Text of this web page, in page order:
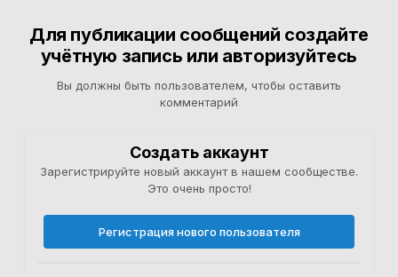
Для публикации сообщений создайте
учётную запись или авторизуйтесь
Вы должны быть пользователем, чтобы оставить
комментарий
Создать аккаунт
Зарегистрируйте новый аккаунт в нашем сообществе.
Это очень просто!
Регистрация нового пользователя